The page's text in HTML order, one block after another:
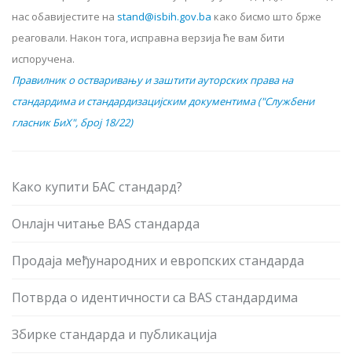
нас обавијестите на stand@isbih.gov.ba како бисмо што брже
реаговали. Након тога, исправна верзија ће вам бити
испоручена.
Правилник о остваривању и заштити ауторских права на
стандардима и стандардизацијским документима ("Службени
гласник БиХ", број 18/22)
Како купити БАС стандард?
Онлајн читање BAS стандарда
Продаја међународних и европских стандарда
Потврда о идентичности са BAS стандардима
Збирке стандарда и публикација